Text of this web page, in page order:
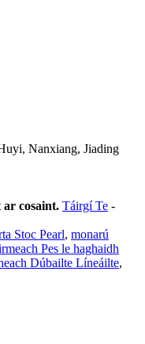
Nanxiang, Jiading
ar cosaint. Táirgí Te -
Stoc Pearl, monarú
Pes le haghaidh
Dúbailte Líneáilte,